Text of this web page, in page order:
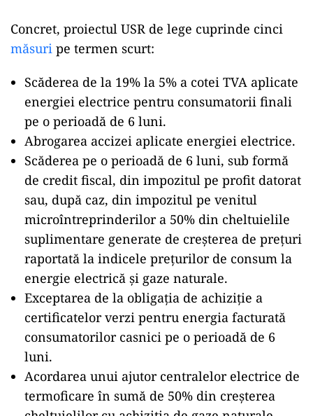
Concret, proiectul USR de lege cuprinde cinci
măsuri pe termen scurt:
Scăderea de la 19% la 5% a cotei TVA aplicate
energiei electrice pentru consumatorii finali
pe o perioadă de 6 luni.
Abrogarea accizei aplicate energiei electrice.
Scăderea pe o perioadă de 6 luni, sub formă
de credit fiscal, din impozitul pe profit datorat
sau, după caz, din impozitul pe venitul
microîntreprinderilor a 50% din cheltuielile
suplimentare generate de creşterea de preţuri
raportată la indicele preţurilor de consum la
energie electrică şi gaze naturale.
Exceptarea de la obligaţia de achiziţie a
certificatelor verzi pentru energia facturată
consumatorilor casnici pe o perioadă de 6
luni.
Acordarea unui ajutor centralelor electrice de
termoficare în sumă de 50% din creşterea